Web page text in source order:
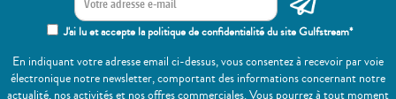
J'ai lu et accepte la politique de confidentialité du site Gulfstream*
En indiquant votre adresse email ci-dessus, vous consentez à recevoir par voie
électronique notre newsletter, comportant des informations concernant notre
actualité, nos activités et nos offres commerciales. Vous pourrez à tout moment